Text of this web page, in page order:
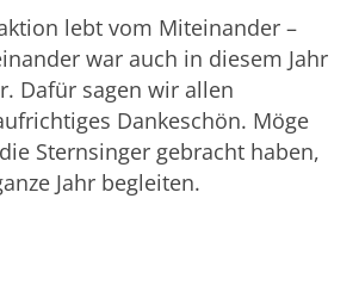
lebt vom Miteinander –
war auch in diesem Jahr
Dafür sagen wir allen
Dankeschön. Möge
Sternsinger gebracht haben,
Jahr begleiten.